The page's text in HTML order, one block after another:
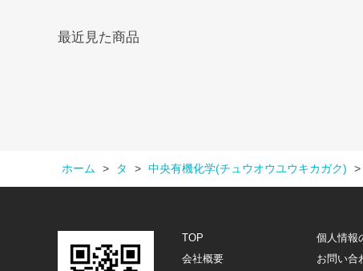
最近見た商品
ホーム > タ > 中央有機化学(チュウオウユウキカガク) >
TOP
個人情報
会社概要
お問い合